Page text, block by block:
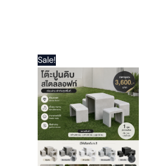
Sale!
product
has
multiple
variants.
The
options
may
Original
price
was:
4,000฿.
price
is:
3,300฿.